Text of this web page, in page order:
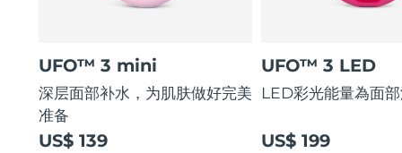
UFO™ 3 mini
深层面部补水，为肌肤做好完美
准备
US$ 139
UFO™ 3 LED
LED彩光能量為面
US$ 199